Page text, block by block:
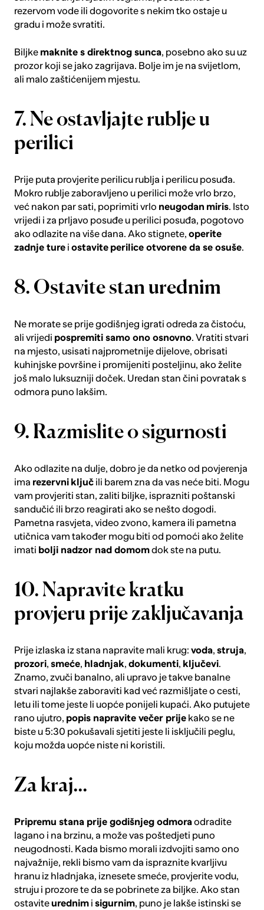
rezervom vode ili dogovorite s nekim tko ostaje u
gradu i može svratiti.
Biljke maknite s direktnog sunca, posebno ako su uz
prozor koji se jako zagrijava. Bolje im je na svijetlom,
ali malo zaštićenijem mjestu.
7. Ne ostavljajte rublje u
perilici
Prije puta provjerite perilicu rublja i perilicu posuđa.
Mokro rublje zaboravljeno u perilici može vrlo brzo,
već nakon par sati, poprimiti vrlo neugodan miris. Isto
vrijedi i za prljavo posuđe u perilici posuđa, pogotovo
ako odlazite na više dana. Ako stignete, operite
zadnje turei ostavite perilice otvorene da se osuše.
8. Ostavite stan urednim
Ne morate se prije godišnjeg igrati odreda za čistoću,
ali vrijedi pospremiti samo ono osnovno. Vratiti stvari
na mjesto, usisati najprometnije dijelove, obrisati
kuhinjske površine i promijeniti posteljinu, ako želite
još malo luksuzniji doček. Uredan stan čini povratak s
odmora puno lakšim.
9. Razmislite o sigurnosti
Ako odlazite na dulje, dobro je da netko od povjerenja
ima rezervni ključili barem zna da vas neće biti. Mogu
vam provjeriti stan, zaliti biljke, isprazniti poštanski
sandučić ili brzo reagirati ako se nešto dogodi.
Pametna rasvjeta, video zvono, kamera ili pametna
utičnica vam također mogu biti od pomoći ako želite
imati bolji nadzor nad domomdok ste na putu.
10. Napravite kratku
provjeru prije zaključavanja
Prije izlaska iz stana napravite mali krug: voda, struja,
prozori, smeće, hladnjak, dokumenti, ključevi.
Znamo, zvuči banalno, ali upravo je takve banalne
stvari najlakše zaboraviti kad već razmišljate o cesti,
letu ili tome jeste li uopće ponijeli kupaći. Ako putujete
rano ujutro, popis napravite večer prijekako se ne
biste u 5:30 pokušavali sjetiti jeste li isključili peglu,
koju možda uopće niste ni koristili.
Za kraj...
Pripremu stana prije godišnjeg odmoraodradite
lagano i na brzinu, a može vas poštedjeti puno
neugodnosti. Kada bismo morali izdvojiti samo ono
najvažnije, rekli bismo vam da ispraznite kvarljivu
hranu iz hladnjaka, iznesete smeće, provjerite vodu,
struju i prozore te da se pobrinete za biljke. Ako stan
ostaviteurednimi sigurnim, puno je lakše istinski se